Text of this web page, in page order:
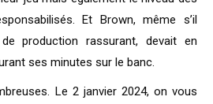
Et Brown, même s’il
production rassurant, devait en
ses minutes sur le banc.
Le 2 janvier 2024, on vous